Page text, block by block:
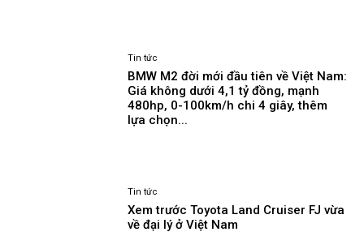
Tin tức
BMW M2 đời mới đầu tiên về Việt Nam:
Giá không dưới 4,1 tỷ đồng, mạnh
480hp, 0-100km/h chi 4 giây, thêm
lựa chọn...
Tin tức
Xem trước Toyota Land Cruiser FJ vừa
về đại lý ở Việt Nam